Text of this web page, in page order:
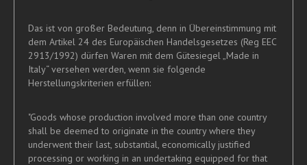
Das ist von großer Bedeutung, denn in Übereinstimmung mit
dem Artikel 24 des Europäischen Handelsgesetzes (Reg EEC
2913/1992) dürfen Waren mit dem Gütesiegel „Made in
Italy“ versehen werden, wenn sie folgende
Herstellungskriterien erfüllen:
"Goods whose production involved more than one country
shall be deemed to originate in the country where they
underwent their last, substantial, economically justified
processing or working in an undertaking equipped for that